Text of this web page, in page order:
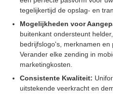
tegelijkertijd de opslag- en
Mogelijkheden voor
buitenkant ondersteunt
bedrijfslogo's, merknamen en
Verander elke zending in
marketingkosten.
Consistente Kwaliteit:
uitstekende veerkracht en